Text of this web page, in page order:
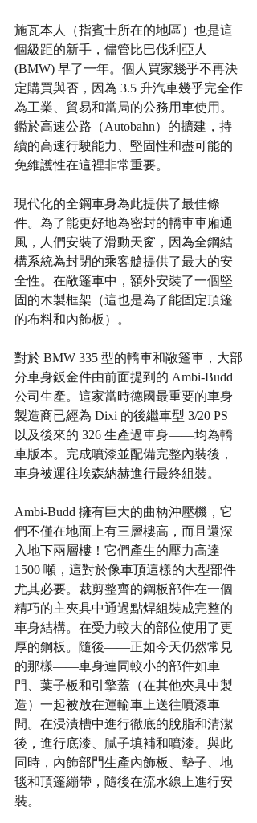
施瓦本人（指賓士所在的地區）也是這
個級距的新手，儘管比巴伐利亞人
(BMW) 早了一年。個人買家幾乎不再決
定購買與否，因為 3.5 升汽車幾乎完全作
為工業、貿易和當局的公務用車使用。
鑑於高速公路（Autobahn）的擴建，持
續的高速行駛能力、堅固性和盡可能的
免維護性在這裡非常重要。
現代化的全鋼車身為此提供了最佳條
件。為了能更好地為密封的轎車車廂通
風，人們安裝了滑動天窗，因為全鋼結
構系統為封閉的乘客艙提供了最大的安
全性。在敞篷車中，額外安裝了一個堅
固的木製框架（這也是為了能固定頂篷
的布料和內飾板）。
對於 BMW 335 型的轎車和敞篷車，大部
分車身鈑金件由前面提到的 Ambi-Budd
公司生產。這家當時德國最重要的車身
製造商已經為 Dixi 的後繼車型 3/20 PS
以及後來的 326 生產過車身——均為轎
車版本。完成噴漆並配備完整內裝後，
車身被運往埃森納赫進行最終組裝。
Ambi-Budd 擁有巨大的曲柄沖壓機，它
們不僅在地面上有三層樓高，而且還深
入地下兩層樓！它們產生的壓力高達
1500 噸，這對於像車頂這樣的大型部件
尤其必要。裁剪整齊的鋼板部件在一個
精巧的主夾具中通過點焊組裝成完整的
車身結構。在受力較大的部位使用了更
厚的鋼板。隨後——正如今天仍然常見
的那樣——車身連同較小的部件如車
門、葉子板和引擎蓋（在其他夾具中製
造）一起被放在運輸車上送往噴漆車
間。在浸漬槽中進行徹底的脫脂和清潔
後，進行底漆、膩子填補和噴漆。與此
同時，內飾部門生產內飾板、墊子、地
毯和頂篷繃帶，隨後在流水線上進行安
裝。